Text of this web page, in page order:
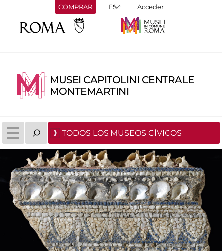
COMPRAR Acceder
MUSEI CAPITOLINI CENTRALE
MONTEMARTINI
TODOS LOS MUSEOS CÍVICOS